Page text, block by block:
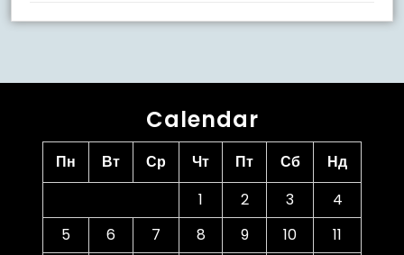
Calendar
Пн Вт Ср Чт Пт Сб
Нд
1
2 3
4
5
6 7 8 9 10
11